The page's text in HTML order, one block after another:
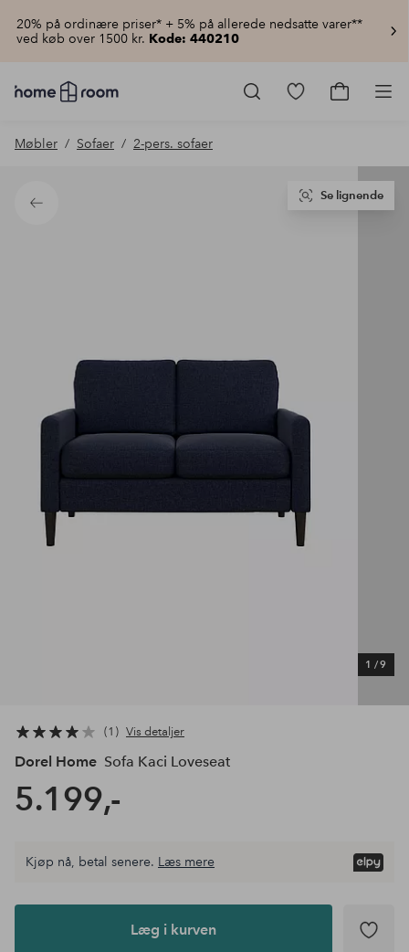
20% på ordinære priser* + 5% på allerede nedsatte varer**
ved køb over 1500 kr. Kode: 440210
Homeroom
–
hjemmet
pris
Gå
Gå
Møbler Sofaer 2-pers. sofaer
Tilbage
1 /9
Se lignende
1 Vis detaljer
Dorel Home Sofa Kaci Loveseat
5.199,-
Læg i
Kjøp nå, betal senere. Læs mere
Læg i kurven